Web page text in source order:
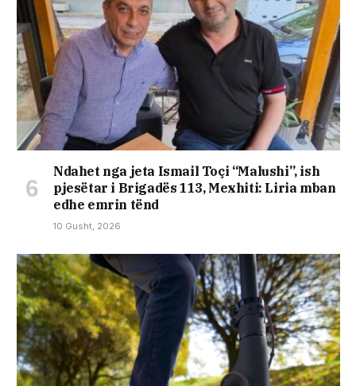
Ndahet nga jeta Ismail Toçi “Malushi”, ish
pjesëtar i Brigadës 113, Mexhiti: Liria mban
edhe emrin tënd
10 Gusht, 2026